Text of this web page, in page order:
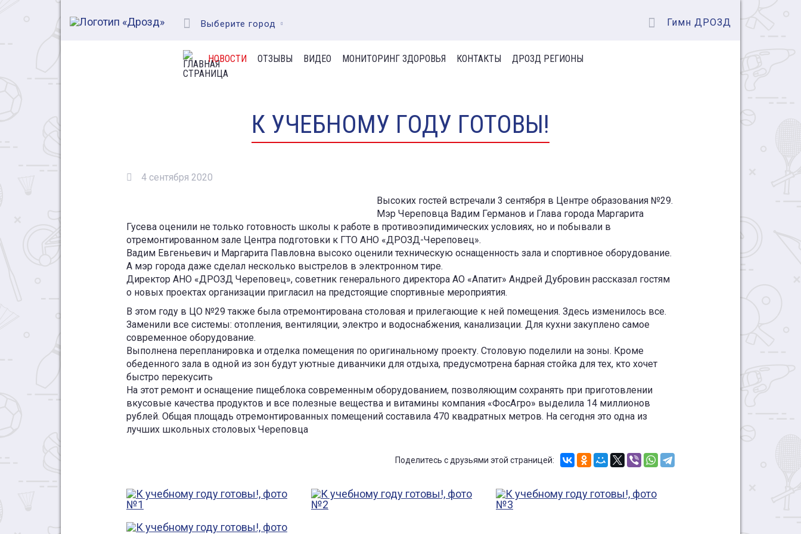
Выберите город Гимн ДРОЗД
НОВОСТИ ОТЗЫВЫ ВИДЕО МОНИТОРИНГ ЗДОРОВЬЯ КОНТАКТЫ ДРОЗД РЕГИОНЫ
К УЧЕБНОМУ ГОДУ ГОТОВЫ!
4 сентября 2020
Высоких гостей встречали 3 сентября в Центре образования №29.
Мэр Череповца Вадим Германов и Глава города Маргарита
Гусева оценили не только готовность школы к работе в противоэпидимических условиях, но и побывали в
отремонтированном зале Центра подготовки к ГТО АНО «ДРОЗД-Череповец».
Вадим Евгеньевич и Маргарита Павловна высоко оценили техническую оснащенность зала и спортивное оборудование.
А мэр города даже сделал несколько выстрелов в электронном тире.
Директор АНО «ДРОЗД Череповец», советник генерального директора АО «Апатит» Андрей Дубровин рассказал гостям
о новых проектах организации пригласил на предстоящие спортивные мероприятия.
В этом году в ЦО №29 также была отремонтирована столовая и прилегающие к ней помещения. Здесь изменилось все.
Заменили все системы: отопления, вентиляции, электро и водоснабжения, канализации. Для кухни закуплено самое
современное оборудование.
Выполнена перепланировка и отделка помещения по оригинальному проекту. Столовую поделили на зоны. Кроме
обеденного зала в одной из зон будут уютные диванчики для отдыха, предусмотрена барная стойка для тех, кто хочет
быстро перекусить
На этот ремонт и оснащение пищеблока современным оборудованием, позволяющим сохранять при приготовлении
вкусовые качества продуктов и все полезные вещества и витамины компания «ФосАгро» выделила 14 миллионов
рублей. Общая площадь отремонтированных помещений составила 470 квадратных метров. На сегодня это одна из
лучших школьных столовых Череповца
Поделитесь с друзьями этой страницей: